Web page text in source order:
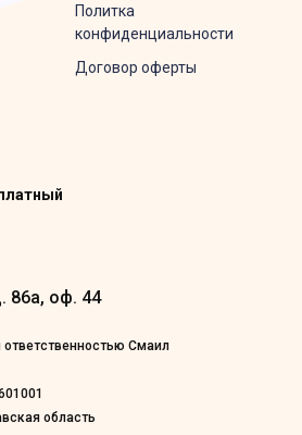
Политка
конфиденциальности
Договор оферты
86а, оф. 44
Смаил
область